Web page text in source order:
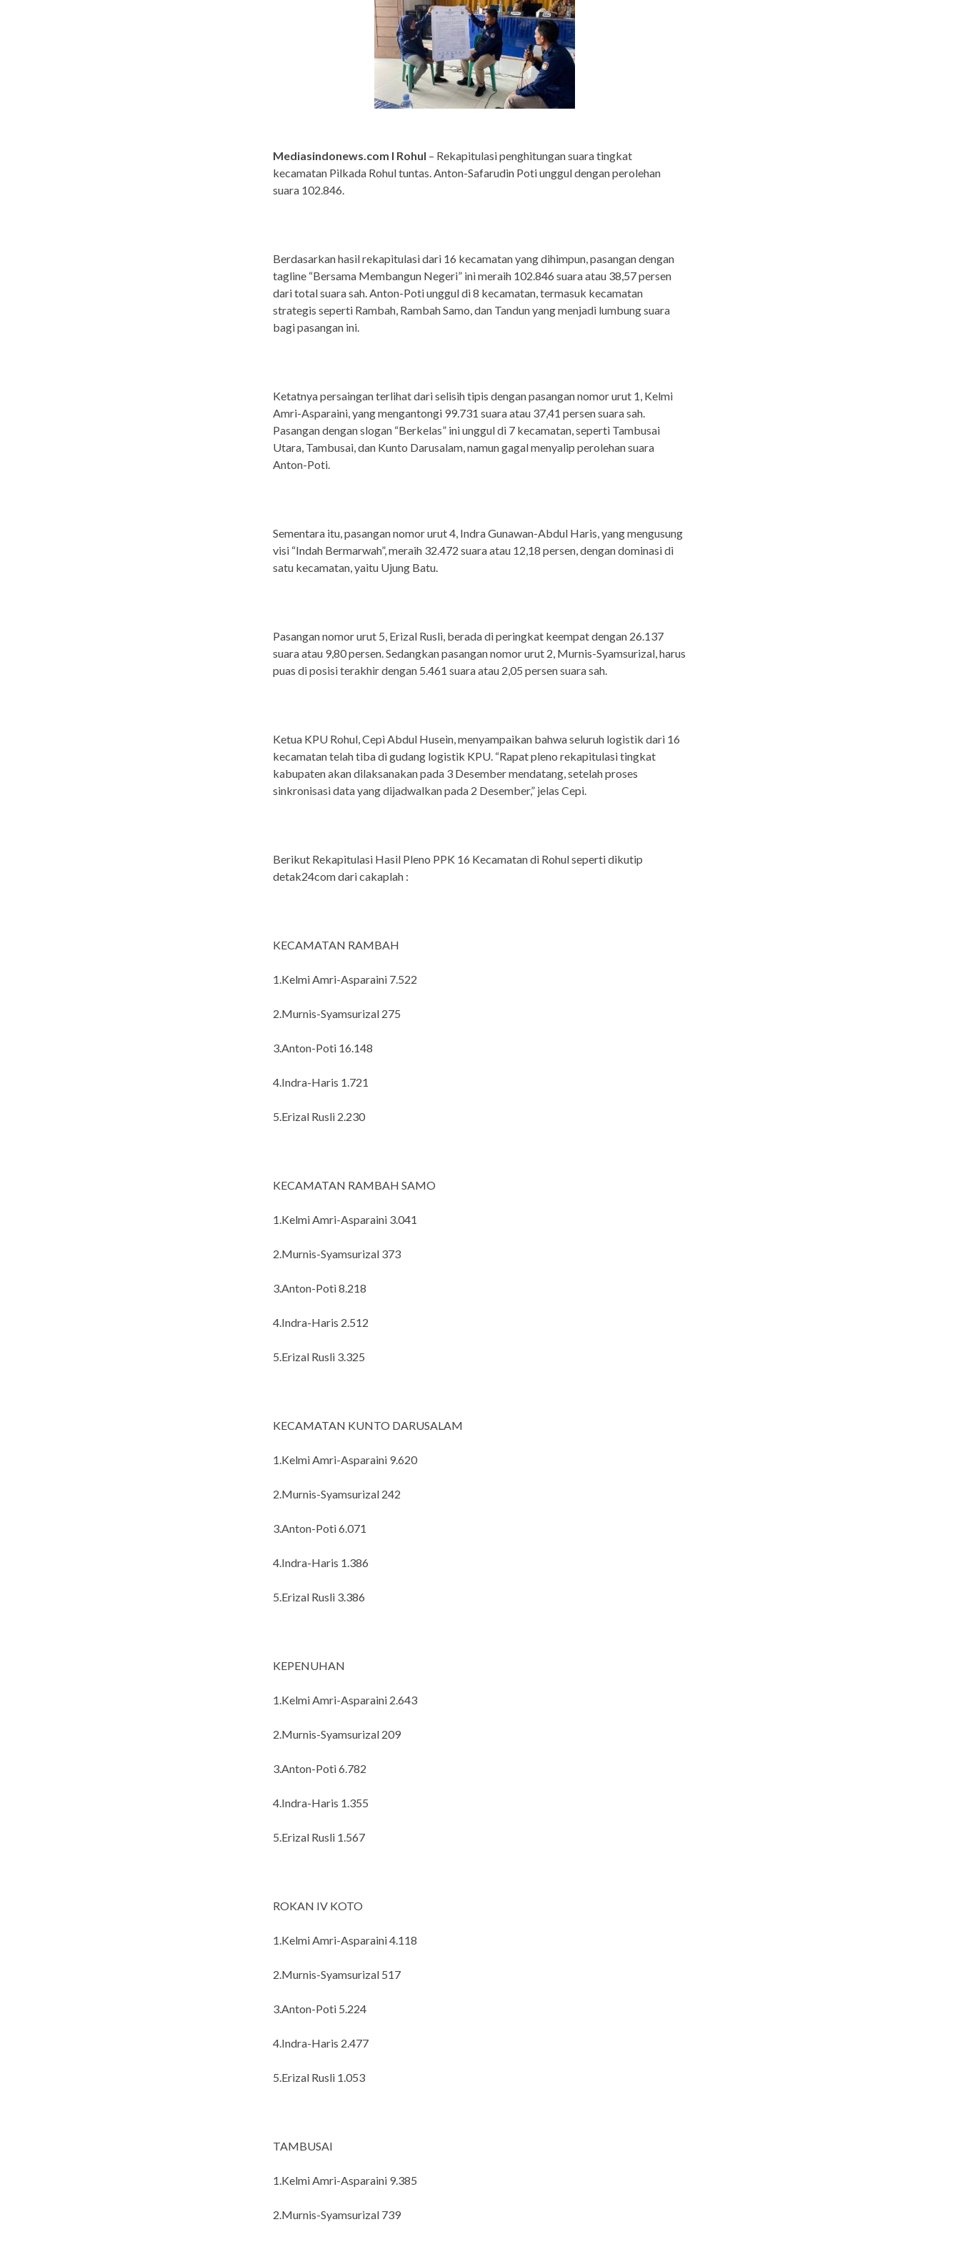
Mediasindonews.com I Rohul – Rekapitulasi penghitungan suara tingkat
kecamatan Pilkada Rohul tuntas. Anton-Safarudin Poti unggul dengan perolehan
suara 102.846.
Berdasarkan hasil rekapitulasi dari 16 kecamatan yang dihimpun, pasangan dengan
tagline “Bersama Membangun Negeri” ini meraih 102.846 suara atau 38,57 persen
dari total suara sah. Anton-Poti unggul di 8 kecamatan, termasuk kecamatan
strategis seperti Rambah, Rambah Samo, dan Tandun yang menjadi lumbung suara
bagi pasangan ini.
Ketatnya persaingan terlihat dari selisih tipis dengan pasangan nomor urut 1, Kelmi
Amri-Asparaini, yang mengantongi 99.731 suara atau 37,41 persen suara sah.
Pasangan dengan slogan “Berkelas” ini unggul di 7 kecamatan, seperti Tambusai
Utara, Tambusai, dan Kunto Darusalam, namun gagal menyalip perolehan suara
Anton-Poti.
Sementara itu, pasangan nomor urut 4, Indra Gunawan-Abdul Haris, yang mengusung
visi “Indah Bermarwah”, meraih 32.472 suara atau 12,18 persen, dengan dominasi di
satu kecamatan, yaitu Ujung Batu.
Pasangan nomor urut 5, Erizal Rusli, berada di peringkat keempat dengan 26.137
suara atau 9,80 persen. Sedangkan pasangan nomor urut 2, Murnis-Syamsurizal, harus
puas di posisi terakhir dengan 5.461 suara atau 2,05 persen suara sah.
Ketua KPU Rohul, Cepi Abdul Husein, menyampaikan bahwa seluruh logistik dari 16
kecamatan telah tiba di gudang logistik KPU. “Rapat pleno rekapitulasi tingkat
kabupaten akan dilaksanakan pada 3 Desember mendatang, setelah proses
sinkronisasi data yang dijadwalkan pada 2 Desember,” jelas Cepi.
Berikut Rekapitulasi Hasil Pleno PPK 16 Kecamatan di Rohul seperti dikutip
detak24com dari cakaplah :
KECAMATAN RAMBAH
1.Kelmi Amri-Asparaini 7.522
2.Murnis-Syamsurizal 275
3.Anton-Poti 16.148
4.Indra-Haris 1.721
5.Erizal Rusli 2.230
KECAMATAN RAMBAH SAMO
1.Kelmi Amri-Asparaini 3.041
2.Murnis-Syamsurizal 373
3.Anton-Poti 8.218
4.Indra-Haris 2.512
5.Erizal Rusli 3.325
KECAMATAN KUNTO DARUSALAM
1.Kelmi Amri-Asparaini 9.620
2.Murnis-Syamsurizal 242
3.Anton-Poti 6.071
4.Indra-Haris 1.386
5.Erizal Rusli 3.386
KEPENUHAN
1.Kelmi Amri-Asparaini 2.643
2.Murnis-Syamsurizal 209
3.Anton-Poti 6.782
4.Indra-Haris 1.355
5.Erizal Rusli 1.567
ROKAN IV KOTO
1.Kelmi Amri-Asparaini 4.118
2.Murnis-Syamsurizal 517
3.Anton-Poti 5.224
4.Indra-Haris 2.477
5.Erizal Rusli 1.053
TAMBUSAI
1.Kelmi Amri-Asparaini 9.385
2.Murnis-Syamsurizal 739